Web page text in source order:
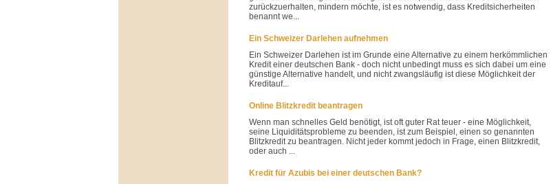
zurückzuerhalten, mindern möchte, ist es notwendig, dass Kreditsicherheiten
benannt we...
Ein Schweizer Darlehen aufnehmen
Ein Schweizer Darlehen ist im Grunde eine Alternative zu einem herkömmlichen
Kredit einer deutschen Bank - doch nicht unbedingt muss es sich dabei um eine
günstige Alternative handelt, und nicht zwangsläufig ist diese Möglichkeit der
Kreditauf...
Online Blitzkredit beantragen
Wenn man schnelles Geld benötigt, ist oft guter Rat teuer - eine Möglichkeit,
seine Liquiditätsprobleme zu beenden, ist zum Beispiel, einen so genannten
Blitzkredit zu beantragen. Nicht jeder kommt jedoch in Frage, einen Blitzkredit,
oder auch ...
Kredit für Azubis bei einer deutschen Bank?